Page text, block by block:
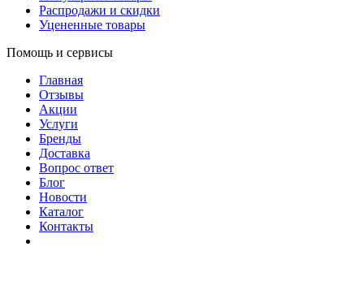
Распродажи и скидки
Уцененные товары
Помощь и сервисы
Главная
Отзывы
Акции
Услуги
Бренды
Доставка
Вопрос ответ
Блог
Новости
Каталог
Контакты